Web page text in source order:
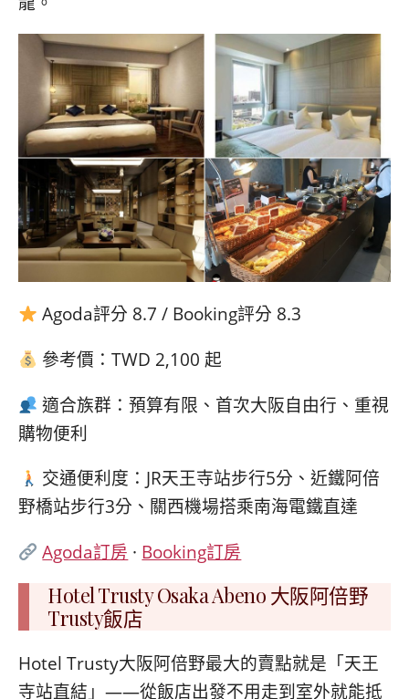
Agoda評分 8.7 / Booking評分 8.3
參考價：TWD 2,100 起
適合族群：預算有限、首次大阪自由行、重視
購物便利
交通便利度：JR天王寺站步行5分、近鐵阿倍
野橋站步行3分、關西機場搭乘南海電鐵直達
Agoda訂房 · Booking訂房
Hotel Trusty Osaka Abeno 大阪阿倍野
Trusty飯店
Hotel Trusty大阪阿倍野最大的賣點就是「天王
寺站直結」——從飯店出發不用走到室外就能抵